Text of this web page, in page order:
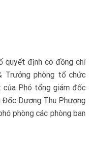
quyết định có đồng chí
Trưởng phòng tổ chức
của Phó tổng giám đốc
Đốc Dương Thu Phương
phòng các phòng ban